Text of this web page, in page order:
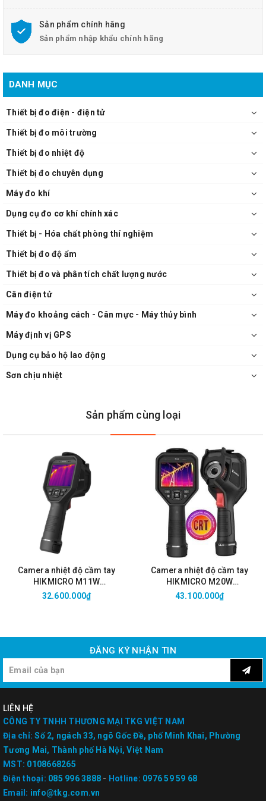
Sản phẩm chính hãng
Sản phẩm nhập khẩu chính hãng
DANH MỤC
Thiết bị đo điện - điện tử
Thiết bị đo môi trường
Thiết bị đo nhiệt độ
Thiết bị đo chuyên dụng
Máy đo khí
Dụng cụ đo cơ khí chính xác
Thiết bị - Hóa chất phòng thí nghiệm
Thiết bị đo độ ẩm
Thiết bị đo và phân tích chất lượng nước
Cân điện tử
Máy đo khoảng cách - Cân mực - Máy thủy bình
Máy định vị GPS
Dụng cụ bảo hộ lao động
Sơn chịu nhiệt
Sản phẩm cùng loại
Camera nhiệt độ cầm tay
HIKMICRO M11W
(-20°C~550°C)
32.600.000₫
Camera nhiệt độ cầm tay
HIKMICRO M20W
(-20°C~550°C)
43.100.000₫
ĐĂNG KÝ NHẬN TIN
LIÊN HỆ
CÔNG TY TNHH THƯƠNG MẠI TKG VIỆT NAM
Địa chỉ: Số 2, ngách 33, ngõ Gốc Đề, phố Minh Khai, Phường
Tương Mai, Thành phố Hà Nội, Việt Nam
MST: 0108668265
Điện thoại: 085 996 3888 - Hotline: 0976 59 59 68
Email: info@tkg.com.vn